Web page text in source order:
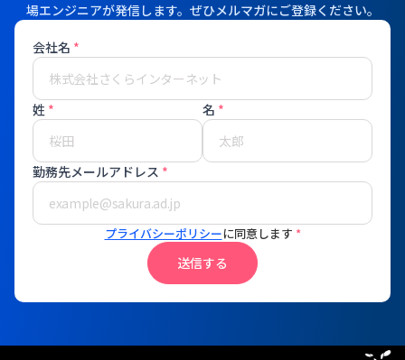
場エンジニアが発信します。ぜひメルマガにご登録ください。
会社名 *
姓 * 名 *
勤務先メールアドレス *
プライバシーポリシーに同意します *
送信する